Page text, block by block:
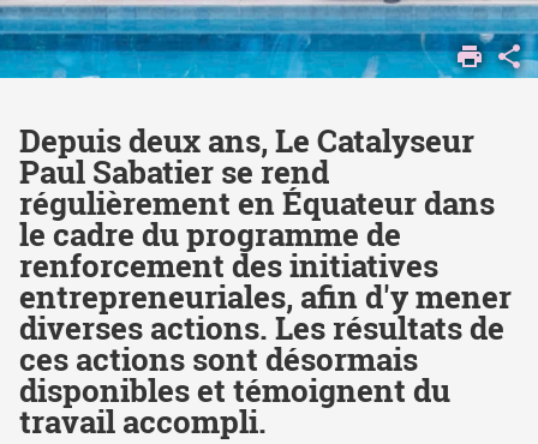
CATALYSEUR
Depuis deux ans, Le Catalyseur
Paul Sabatier se rend
régulièrement en Équateur dans
le cadre du programme de
renforcement des initiatives
entrepreneuriales, afin d'y mener
diverses actions. Les résultats de
ces actions sont désormais
disponibles et témoignent du
travail accompli.